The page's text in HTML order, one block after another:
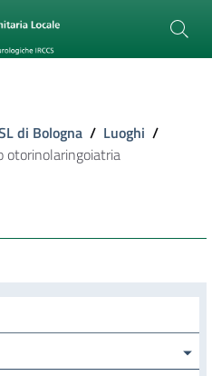
di Bologna / Luoghi /
otorinolaringoiatria